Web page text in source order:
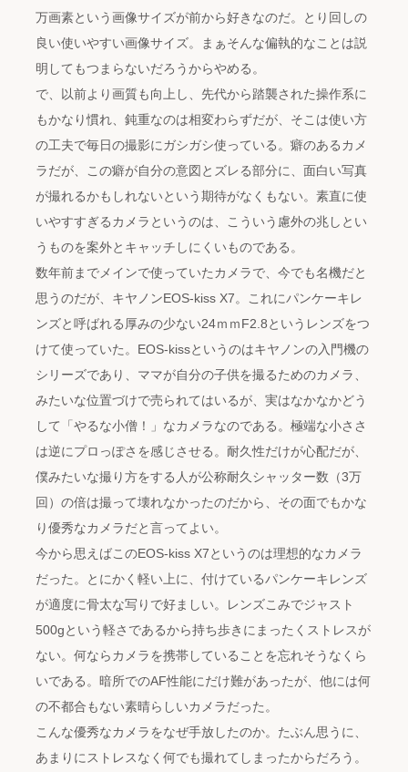
万画素という画像サイズが前から好きなのだ。とり回しの
良い使いやすい画像サイズ。まぁそんな偏執的なことは説
明してもつまらないだろうからやめる。
で、以前より画質も向上し、先代から踏襲された操作系に
もかなり慣れ、鈍重なのは相変わらずだが、そこは使い方
の工夫で毎日の撮影にガシガシ使っている。癖のあるカメ
ラだが、この癖が自分の意図とズレる部分に、面白い写真
が撮れるかもしれないという期待がなくもない。素直に使
いやすすぎるカメラというのは、こういう慮外の兆しとい
うものを案外とキャッチしにくいものである。
数年前までメインで使っていたカメラで、今でも名機だと
思うのだが、キヤノンEOS-kiss X7。これにパンケーキレ
ンズと呼ばれる厚みの少ない24ｍｍF2.8というレンズをつ
けて使っていた。EOS-kissというのはキヤノンの入門機の
シリーズであり、ママが自分の子供を撮るためのカメラ、
みたいな位置づけで売られてはいるが、実はなかなかどう
して「やるな小僧！」なカメラなのである。極端な小ささ
は逆にプロっぽさを感じさせる。耐久性だけが心配だが、
僕みたいな撮り方をする人が公称耐久シャッター数（3万
回）の倍は撮って壊れなかったのだから、その面でもかな
り優秀なカメラだと言ってよい。
今から思えばこのEOS-kiss X7というのは理想的なカメラ
だった。とにかく軽い上に、付けているパンケーキレンズ
が適度に骨太な写りで好ましい。レンズこみでジャスト
500gという軽さであるから持ち歩きにまったくストレスが
ない。何ならカメラを携帯していることを忘れそうなくら
いである。暗所でのAF性能にだけ難があったが、他には何
の不都合もない素晴らしいカメラだった。
こんな優秀なカメラをなぜ手放したのか。たぶん思うに、
あまりにストレスなく何でも撮れてしまったからだろう。